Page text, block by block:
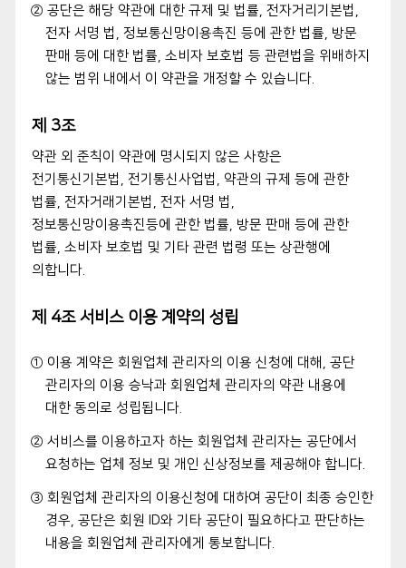
② 공단은 해당 약관에 대한 규제 및 법률, 전자거리기본법,
전자 서명 법, 정보통신망이용촉진 등에 관한 법률, 방문
판매 등에 대한 법률, 소비자 보호법 등 관련법을 위배하지
않는 범위 내에서 이 약관을 개정할 수 있습니다.
제 3조
약관 외 준칙이 약관에 명시되지 않은 사항은
전기통신기본법, 전기통신사업법, 약관의 규제 등에 관한
법률, 전자거래기본법, 전자 서명 법,
정보통신망이용촉진등에 관한 법률, 방문 판매 등에 관한
법률, 소비자 보호법 및 기타 관련 법령 또는 상관행에
의합니다.
제 4조 서비스 이용 계약의 성립
① 이용 계약은 회원업체 관리자의 이용 신청에 대해, 공단
관리자의 이용 승낙과 회원업체 관리자의 약관 내용에
대한 동의로 성립됩니다.
② 서비스를 이용하고자 하는 회원업체 관리자는 공단에서
요청하는 업체 정보 및 개인 신상정보를 제공해야 합니다.
③ 회원업체 관리자의 이용신청에 대하여 공단이 최종 승인한
경우, 공단은 회원 ID와 기타 공단이 필요하다고 판단하는
내용을 회원업체 관리자에게 통보합니다.